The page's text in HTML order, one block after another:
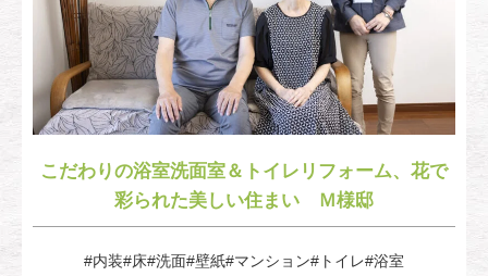
こだわりの浴室洗面室＆トイレリフォーム、花で
彩られた美しい住まい Ｍ様邸
#内装#床#洗面#壁紙#マンション#トイレ#浴室